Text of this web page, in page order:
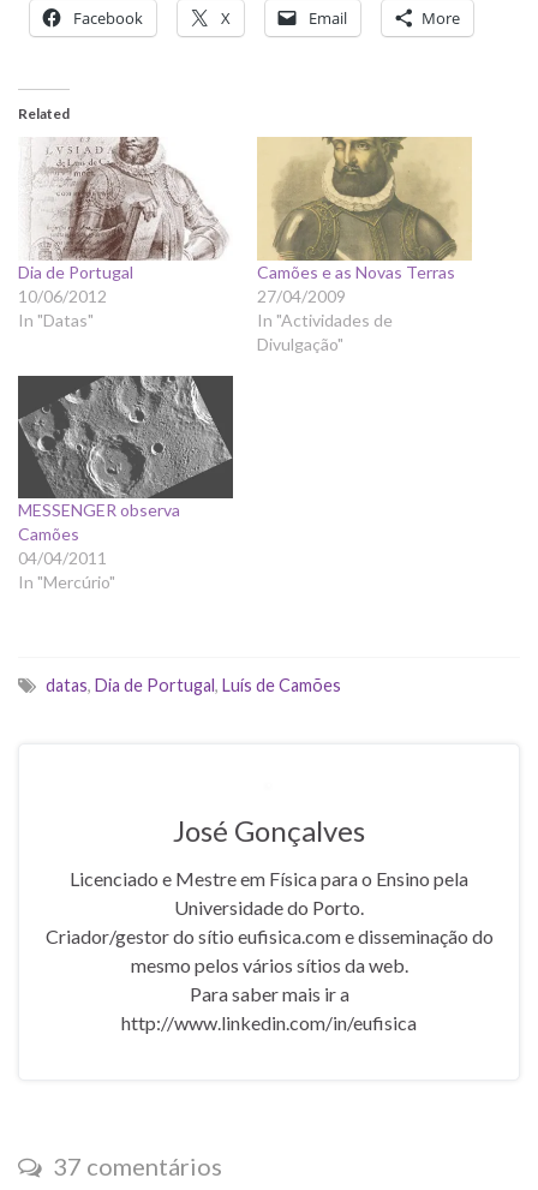
Facebook X Email More
Related
Dia de Portugal
10/06/2012
In "Datas"
Camões e as Novas Terras
27/04/2009
In "Actividades de
Divulgação"
MESSENGER observa
Camões
04/04/2011
In "Mercúrio"
datas, Dia de Portugal, Luís de Camões
José Gonçalves
Licenciado e Mestre em Física para o Ensino pela
Universidade do Porto.
Criador/gestor do sítio eufisica.com e disseminação do
mesmo pelos vários sítios da web.
Para saber mais ir a
http://www.linkedin.com/in/eufisica
37 comentários